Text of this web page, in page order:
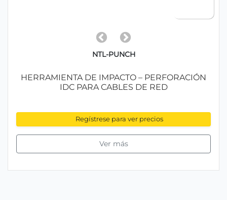
NTL-PUNCH
HERRAMIENTA DE IMPACTO – PERFORACIÓN
IDC PARA CABLES DE RED
Regístrese para ver precios
Ver más